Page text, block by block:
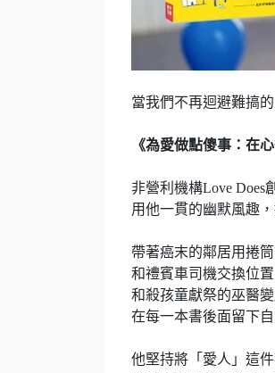
當我們不再迴避難搞
《為愛做點傻事：在
非營利機構Love Does
用他一貫的幽默風趣
帶著癌末的鄰居用捲
和禮賓車司機交換位
和殺孩童獻祭的巫醫
在每一本書後面留下
他堅持將「愛人」這